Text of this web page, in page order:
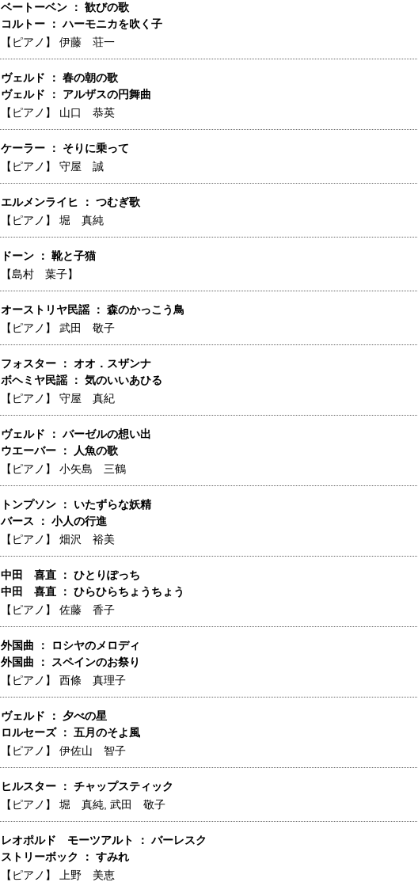
ベートーベン ： 歓びの歌
コルトー ： ハーモニカを吹く子
【ピアノ】 伊藤 荘一
ヴェルド ： 春の朝の歌
ヴェルド ： アルザスの円舞曲
【ピアノ】 山口 恭英
ケーラー ： そりに乗って
【ピアノ】 守屋 誠
エルメンライヒ ： つむぎ歌
【ピアノ】 堀 真純
ドーン ： 靴と子猫
【島村 葉子】
オーストリヤ民謡 ： 森のかっこう鳥
【ピアノ】 武田 敬子
フォスター ： オオ．スザンナ
ボヘミヤ民謡 ： 気のいいあひる
【ピアノ】 守屋 真紀
ヴェルド ： バーゼルの想い出
ウエーバー ： 人魚の歌
【ピアノ】 小矢島 三鶴
トンプソン ： いたずらな妖精
バース ： 小人の行進
【ピアノ】 畑沢 裕美
中田 喜直 ： ひとりぽっち
中田 喜直 ： ひらひらちょうちょう
【ピアノ】 佐藤 香子
外国曲 ： ロシヤのメロディ
外国曲 ： スペインのお祭り
【ピアノ】 西條 真理子
ヴェルド ： 夕べの星
ロルセーズ ： 五月のそよ風
【ピアノ】 伊佐山 智子
ヒルスター ： チャップスティック
【ピアノ】 堀 真純, 武田 敬子
レオポルド モーツアルト ： バーレスク
ストリーボック ： すみれ
【ピアノ】 上野 美恵